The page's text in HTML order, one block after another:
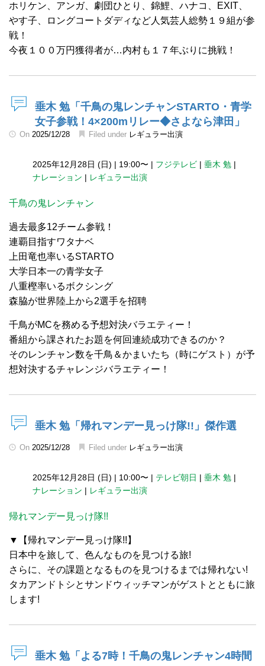
ホリケン、アンガ、劇団ひとり、錦鯉、ハナコ、EXIT、
やす子、ロングコートダディなど人気芸人総勢１９組が参
戦！
今夜１００万円獲得者が…内村も１７年ぶりに挑戦！
垂木 勉「千鳥の鬼レンチャンSTARTO・青学
女子参戦！4×200mリレー◆さよなら津田」
On 2025/12/28 Filed under レギュラー出演
2025年12月28日 (日) | 19:00〜 | フジテレビ | 垂木 勉 |
ナレーション | レギュラー出演
千鳥の鬼レンチャン
過去最多12チーム参戦！
連覇目指すワタナベ
上田竜也率いるSTARTO
大学日本一の青学女子
八重樫率いるボクシング
森脇が世界陸上から2選手を招聘
千鳥がMCを務める予想対決バラエティー！
番組から課されたお題を何回連続成功できるのか？
そのレンチャン数を千鳥＆かまいたち（時にゲスト）が予
想対決するチャレンジバラエティー！
垂木 勉「帰れマンデー見っけ隊!!」傑作選
On 2025/12/28 Filed under レギュラー出演
2025年12月28日 (日) | 10:00〜 | テレビ朝日 | 垂木 勉 |
ナレーション | レギュラー出演
帰れマンデー見っけ隊!!
▼【帰れマンデー見っけ隊!!】
日本中を旅して、色んなものを見つける旅!
さらに、その課題となるものを見つけるまでは帰れない!
タカアンドトシとサンドウィッチマンがゲストとともに旅
します!
垂木 勉「よる7時！千鳥の鬼レンチャン4時間